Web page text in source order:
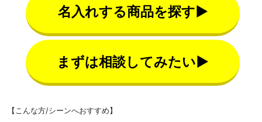
名入れする商品を探す▶
まずは相談してみたい▶
【こんな方/シーンへおすすめ】